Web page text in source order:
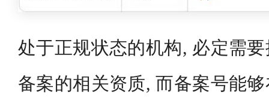
处于正规状态的机构, 必定需
备案的相关资质, 而备案号能